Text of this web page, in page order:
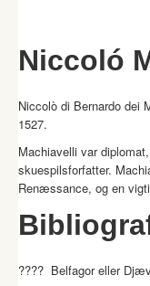
Niccoló
Niccolò di Bernardo dei
1527.
Machiavelli var
skuespilsforfatter.
Renæssance, og en
???? Belfagor eller